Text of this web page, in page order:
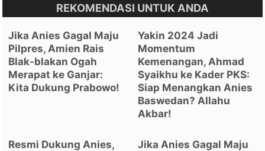
REKOMENDASI UNTUK ANDA
Jika Anies Gagal Maju
Pilpres, Amien Rais
Blak-blakan Ogah
Merapat ke Ganjar:
Kita Dukung Prabowo!
Yakin 2024 Jadi
Momentum
Kemenangan, Ahmad
Syaikhu ke Kader PKS:
Siap Menangkan Anies
Baswedan? Allahu
Akbar!
Resmi Dukung Anies,
Jika Anies Gagal Maju